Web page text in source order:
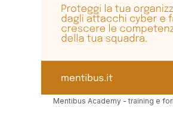
Mentibus Academy - training e